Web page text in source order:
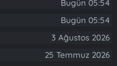
Bugün 05:54
Bugün 05:54
3 Ağustos 2026
25 Temmuz 2026